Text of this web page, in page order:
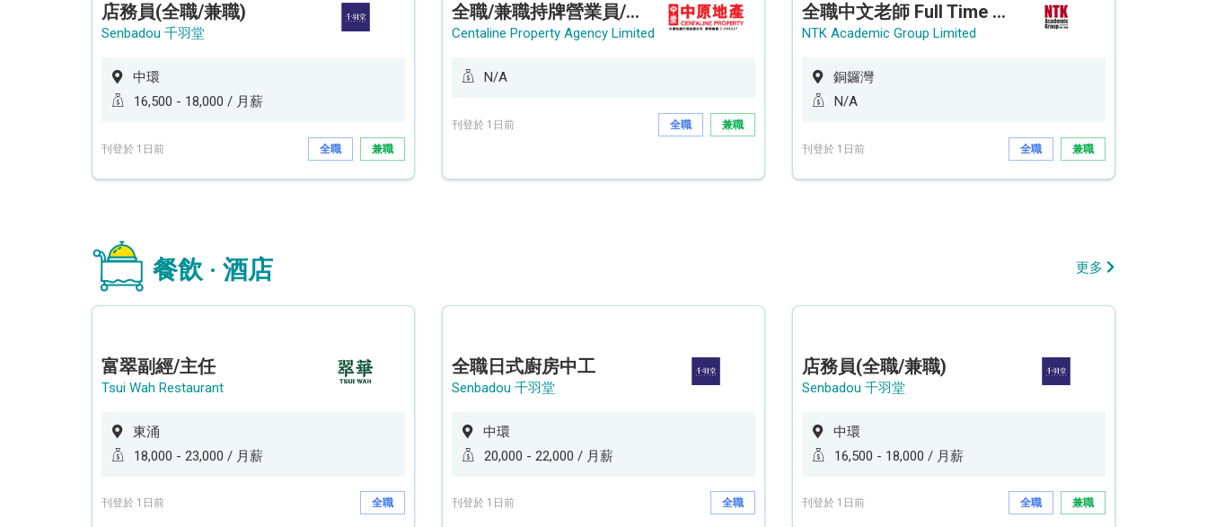
店務員(全職/兼職)
Senbadou 千羽堂
中環
16,500 - 18,000 / 月薪
刊登於 1日前 全職 兼職
全職/兼職持牌營業員/持牌地產代理 (貝沙灣/薄扶林/山頂南)
Centaline Property Agency Limited
N/A
刊登於 1日前 全職 兼職
全職中文老師 Full Time Chinese Teacher
NTK Academic Group Limited
銅鑼灣
N/A
刊登於 1日前 全職 兼職
餐飲 · 酒店 更多
富翠副經/主任
Tsui Wah Restaurant
東涌
18,000 - 23,000 / 月薪
刊登於 1日前 全職
全職日式廚房中工
Senbadou 千羽堂
中環
20,000 - 22,000 / 月薪
刊登於 1日前 全職
店務員(全職/兼職)
Senbadou 千羽堂
中環
16,500 - 18,000 / 月薪
刊登於 1日前 全職 兼職